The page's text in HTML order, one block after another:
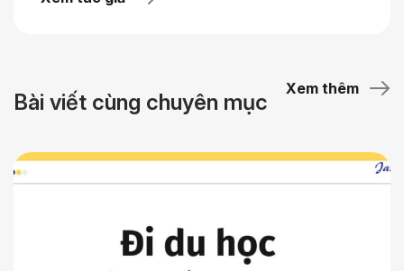
Bài viết cùng chuyên mục
Xem thêm